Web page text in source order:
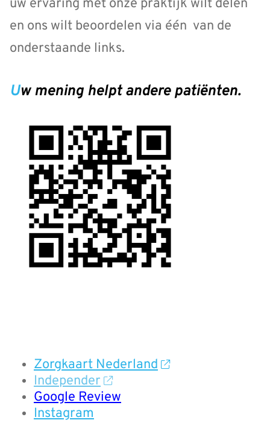
uw ervaring met onze praktijk wilt delen
en ons wilt beoordelen via één van de
onderstaande links.
Uw mening helpt andere patiënten.
Zorgkaart Nederland
Independer
Google Review
Instagram